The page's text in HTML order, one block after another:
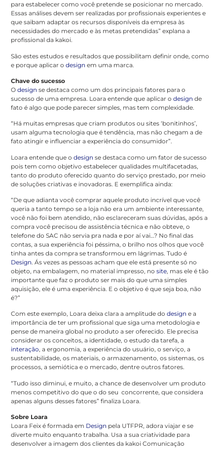
para estabelecer como você pretende se posicionar no mercado.
Essas análises devem ser realizadas por profissionais experientes e
que saibam adaptar os recursos disponíveis da empresa às
necessidades do mercado e às metas pretendidas” explana a
profissional da kakoi.
São estes estudos e resultados que possibilitam definir onde, como
e porque aplicar odesign em uma marca.
Chave do sucesso
Odesign se destaca como um dos principais fatores para o
sucesso de uma empresa. Loara entende que aplicar odesign de
fato é algo que pode parecer simples, mas tem complexidade.
“Há muitas empresas que criam produtos ou sites ‘bonitinhos’,
usam alguma tecnologia que é tendência, mas não chegam a de
fato atingir e influenciar a experiência do consumidor”.
Loara entende que odesign se destaca como um fator de sucesso
pois tem como objetivo estabelecer qualidades multifacetadas,
tanto do produto oferecido quanto do serviço prestado, por meio
de soluções criativas e inovadoras. E exemplifica ainda:
“De que adianta você comprar aquele produto incrível que você
queria a tanto tempo se a loja não era um ambiente interessante,
você não foi bem atendido, não esclareceram suas dúvidas, após a
compra você precisou de assistência técnica e não obteve, o
telefone do SAC não servia pra nada e por aí vai…? No final das
contas, a sua experiência foi péssima, o brilho nos olhos que você
tinha antes da compra se transformou em lágrimas. Tudo é
Design. Ás vezes as pessoas acham que ele está presente só no
objeto, na embalagem, no material impresso, nosite, mas ele é tão
importante que faz o produto ser mais do que uma simples
aquisição, ele é uma experiência. E o objetivo é que seja boa, não
é?”
Com este exemplo, Loara deixa clara a amplitude dodesign e a
importância de ter um profissional que siga uma metodologia e
pense de maneira global no produto a ser oferecido. Ele precisa
considerar os conceitos, a identidade, o estudo da tarefa, a
interação, a ergonomia, a experiência do usuário, o serviço, a
sustentabilidade, os materiais, o armazenamento, os sistemas, os
processos, a semiótica e o mercado, dentre outros fatores.
“Tudo isso diminui, e muito, a chance de desenvolver um produto
menos competitivo do que o do seu concorrente, que considera
apenas alguns desses fatores” finaliza Loara.
Sobre Loara
Loara Feix é formada em Design pela UTFPR, adora viajar e se
diverte muito enquanto trabalha. Usa a sua criatividade para
desenvolver a imagem dos clientes da kakoi Comunicação